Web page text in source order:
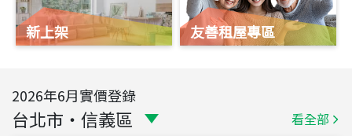
新上架 友善租屋專區
2026年6月實價登錄
台北市 ・ 信義區 看全部